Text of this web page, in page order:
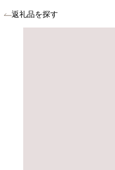
返礼品を探す